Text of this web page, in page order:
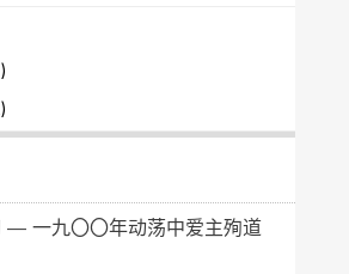
— 一九〇〇年动荡中爱主殉道